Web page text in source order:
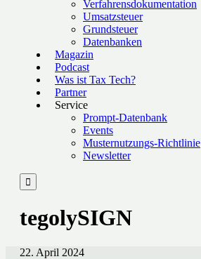
Verfahrensdokumentation
Umsatzsteuer
Grundsteuer
Datenbanken
Magazin
Podcast
Was ist Tax Tech?
Partner
Service
Prompt-Datenbank
Events
Musternutzungs-Richtlinie
Newsletter

tegolySIGN
22. April 2024